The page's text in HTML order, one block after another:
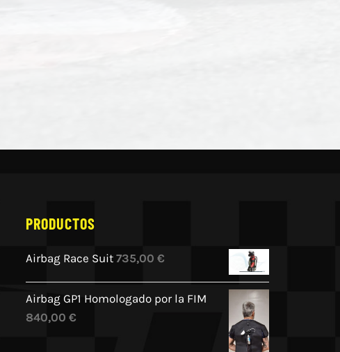
PRODUCTOS
Airbag Race Suit 735,00€
Airbag GP1 Homologado por la FIM
840,00€